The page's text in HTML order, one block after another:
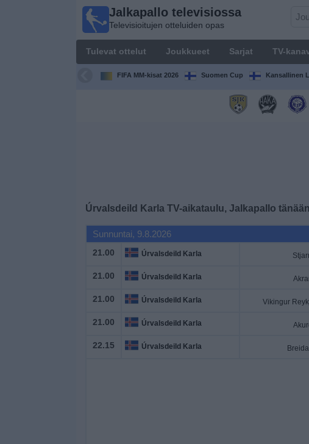
Jalkapallo televisiossa
Televisioitujen otteluiden opas
Tulevat ottelut Joukkueet Sarjat TV-
FIFA MM-kisat 2026 Suomen Cup Kansallinen
Úrvalsdeild Karla TV-aikataulu, Jalkapallo tänään
Sunnuntai, 9.8.2026
21.00 Úrvalsdeild Karla
21.00 Úrvalsdeild Karla
21.00 Úrvalsdeild Karla
21.00 Úrvalsdeild Karla
22.15 Úrvalsdeild Karla
Jalkapallo
televisiossa
Televisioitujen
otteluiden opas